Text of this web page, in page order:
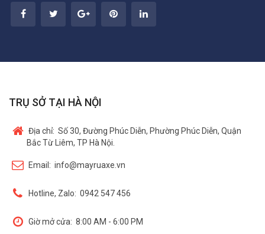
TRỤ SỞ TẠI HÀ NỘI
Địa chỉ: Số 30, Đường Phúc Diễn, Phường Phúc Diễn, Quận
Bắc Từ Liêm, TP Hà Nội.
Email: info@mayruaxe.vn
Hotline, Zalo: 0942 547 456
Giờ mở cửa: 8:00 AM - 6:00 PM